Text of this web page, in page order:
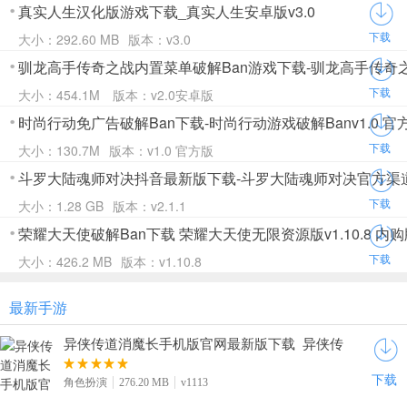
真实人生汉化版游戏下载_真实人生安卓版v3.0
大小：292.60 MB 版本：v3.0 下载
驯龙高手传奇之战内置菜单破解Ban游戏下载-驯龙高手传
大小：454.1M 版本：v2.0安卓版 下载
时尚行动免广告破解Ban下载-时尚行动游戏破解Banv1.0 官
大小：130.7M 版本：v1.0 官方版 下载
斗罗大陆魂师对决抖音最新版下载-斗罗大陆魂师对决官方渠
大小：1.28 GB 版本：v2.1.1 下载
荣耀大天使破解Ban下载 荣耀大天使无限资源版v1.10.8 内
大小：426.2 MB 版本：v1.10.8 下载
最新手游
异侠传道消魔长手机版官网最新版下载_异侠传
道消魔长手游安卓版下载v1113
角色扮演 276.20 MB v1113 下载